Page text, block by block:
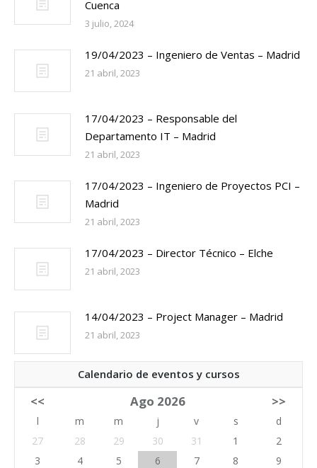
Cuenca
3 julio, 2024
19/04/2023 – Ingeniero de Ventas – Madrid
21 abril, 2023
17/04/2023 – Responsable del
Departamento IT – Madrid
21 abril, 2023
17/04/2023 – Ingeniero de Proyectos PCI –
Madrid
21 abril, 2023
17/04/2023 – Director Técnico – Elche
21 abril, 2023
14/04/2023 – Project Manager – Madrid
21 abril, 2023
Calendario de eventos y cursos
<< Ago 2026 >>
l m m j v s
d
27
28 29 30 31 1
2
3
4 5 6 7 8
9